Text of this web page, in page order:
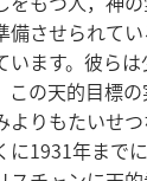
備させられて
います。彼ら
この天的目標
よりもたいせ
1931年まで